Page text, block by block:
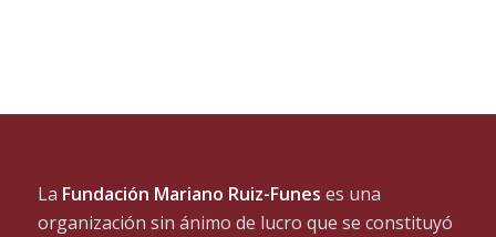
La Fundación Mariano Ruiz-Funes es una
organización sin ánimo de lucro que se constituyó